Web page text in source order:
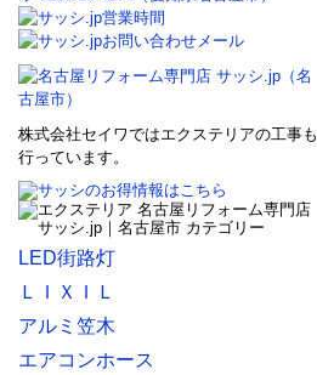
株式会社セイワではエクステリアの工事も
行っています。
LED街路灯
ＬＩＸＩＬ
アルミ笠木
エアコンホース